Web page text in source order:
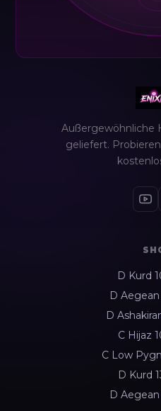
Außergewöhnliche
geliefert.
D Kurd
D
D
C Hijaz
C Low
D Kurd
D